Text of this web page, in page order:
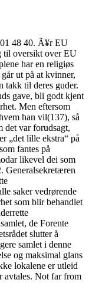
48 40. Ã¥r EU
til oversikt over EU
har en religiøs
ut på at kvinner,
takk til deres guder.
gave, bli godt kjent
Men eftersom
han vil(137), så
det var forudsagt,
„det lille ekstra“ på
fantes på
likevel dei som
Generalsekretæren
saker vedrørende
som blir behandlet
de Forente
slutter å
samlet i denne
og maksimal glans
lokalene er utleid
avtales. Not far from